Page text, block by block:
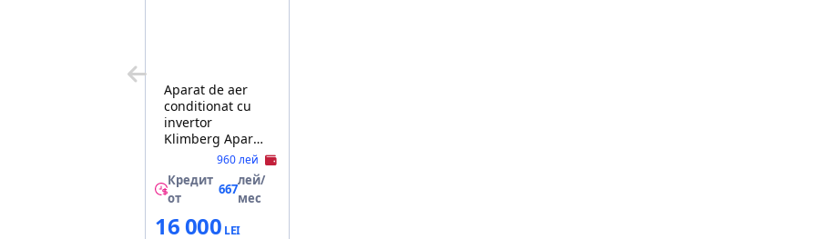
Aparat de aer
conditionat cu
invertor
Klimberg Aparat
conditionat
Klimberg
A+++Invertor
KBP-24/EU
960 лей
Кредит
от
667
лей/
мес
16 000